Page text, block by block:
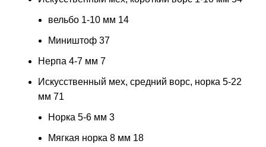
вельбо 1-10 мм 14
Миништоф 37
Нерпа 4-7 мм 7
Искусственный мех, средний ворс, норка 5-22
мм 71
Норка 5-6 мм 3
Мягкая норка 8 мм 18